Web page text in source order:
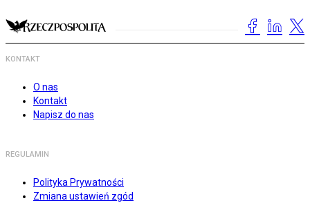
KONTAKT
O nas
Kontakt
Napisz do nas
REGULAMIN
Polityka Prywatności
Zmiana ustawień zgód